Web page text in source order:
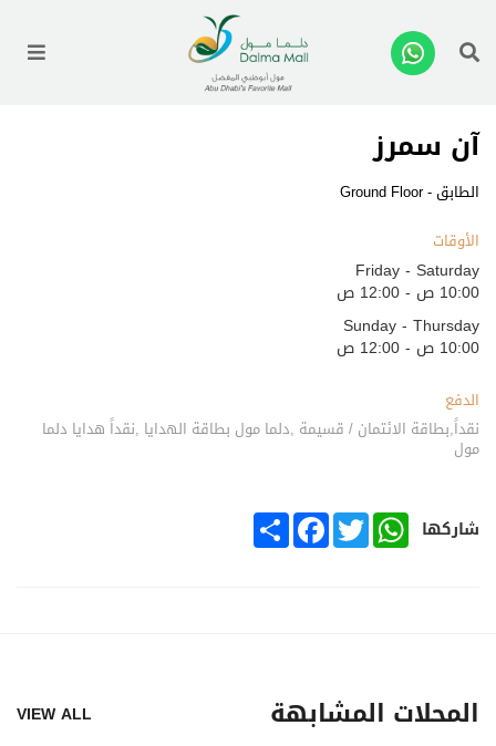
آن سمرز
الطابق - Ground Floor
الأوقات
Friday - Saturday
10:00 ص - 12:00 ص
Sunday - Thursday
10:00 ص - 12:00 ص
الدفع
نقداً,بطاقة الائتمان / قسيمة ,دلما مول بطاقة الهدايا ,نقداً هدايا دلما
مول
شاركها SHARE
FACEBOOKTWITTER
WHATSAPP
المحلات المشابهة VIEW ALL